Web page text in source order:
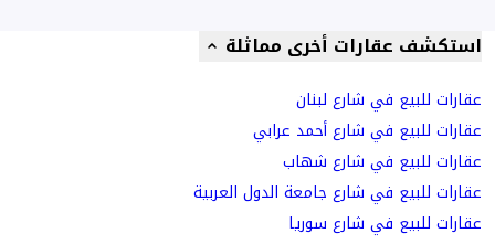
استكشف عقارات أخرى مماثلة
عقارات للبيع في شارع لبنان
عقارات للبيع في شارع أحمد عرابي
عقارات للبيع في شارع شهاب
عقارات للبيع في شارع جامعة الدول العربية
عقارات للبيع في شارع سوريا